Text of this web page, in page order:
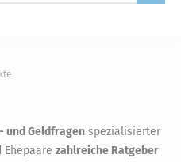
und Geldfragen spezialisierter
zahlreiche Ratgeber